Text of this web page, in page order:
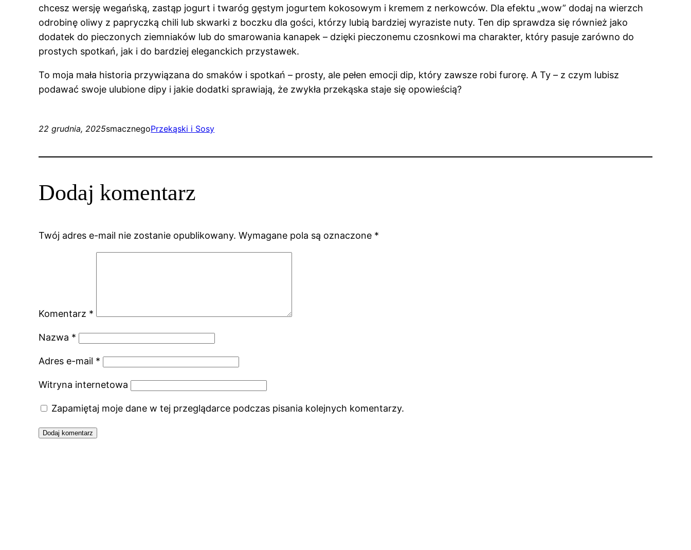
chcesz wersję wegańską, zastąp jogurt i twaróg gęstym jogurtem kokosowym i kremem z nerkowców. Dla efektu „wow” dodaj na wierzch
odrobinę oliwy z papryczką chili lub skwarki z boczku dla gości, którzy lubią bardziej wyraziste nuty. Ten dip sprawdza się również jako
dodatek do pieczonych ziemniaków lub do smarowania kanapek – dzięki pieczonemu czosnkowi ma charakter, który pasuje zarówno do
prostych spotkań, jak i do bardziej eleganckich przystawek.
To moja mała historia przywiązana do smaków i spotkań – prosty, ale pełen emocji dip, który zawsze robi furorę. A Ty – z czym lubisz
podawać swoje ulubione dipy i jakie dodatki sprawiają, że zwykła przekąska staje się opowieścią?
22 grudnia, 2025smacznegoPrzekąski i Sosy
Dodaj komentarz
Twój adres e-mail nie zostanie opublikowany. Wymagane pola są oznaczone *
Komentarz *
Nazwa *
Adres e-mail *
Witryna internetowa
Zapamiętaj moje dane w tej przeglądarce podczas pisania kolejnych komentarzy.